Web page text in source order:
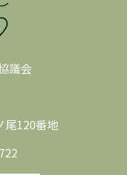
議会
尾120番地